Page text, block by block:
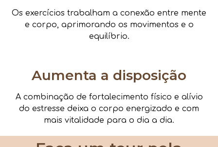
Os exercícios trabalham a conexão entre mente
e corpo, aprimorando os movimentos e o
equilíbrio.
Aumenta a disposição
A combinação de fortalecimento físico e alívio
do estresse deixa o corpo energizado e com
mais vitalidade para o dia a dia.